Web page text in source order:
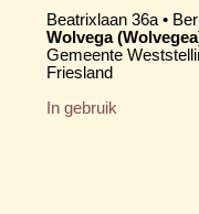
Beatrixlaan 36a •
Wolvega
Gemeente
Friesland
In gebruik